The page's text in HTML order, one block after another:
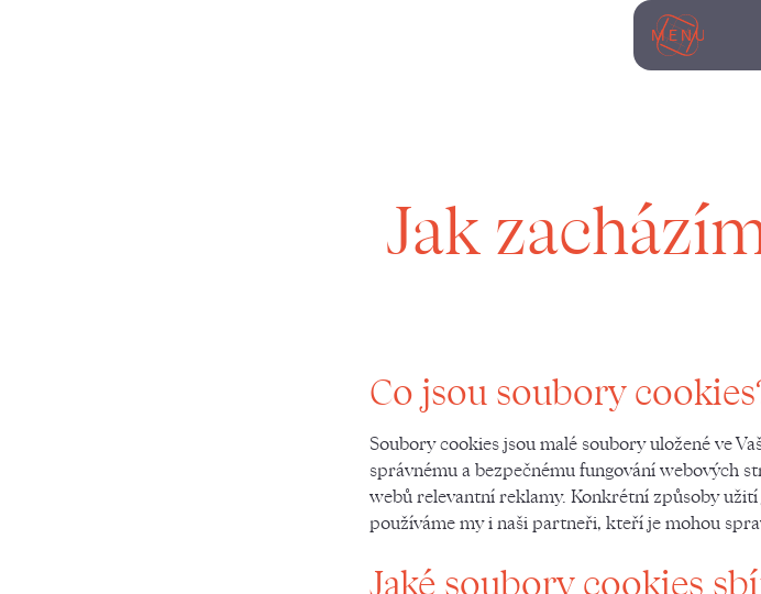
MENU
Jak
Co jsou soubory
Soubory cookies jsou malé soubory uložené ve
správnému a bezpečnému fungování webových
webů relevantní reklamy. Konkrétní způsoby
používáme my i naši partneři, kteří je mohou
Jaké soubory cookies